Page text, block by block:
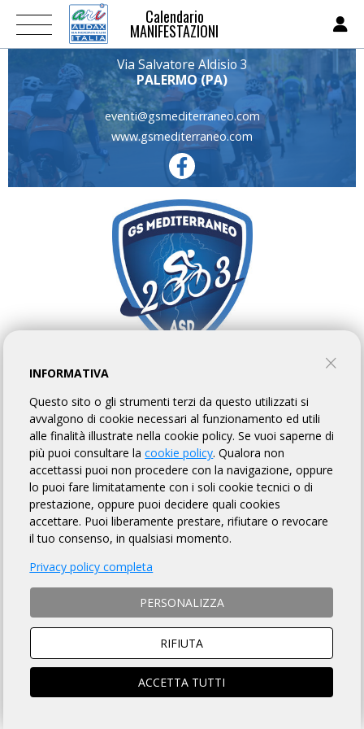
Calendario
MANIFESTAZIONI
Via Salvatore Aldisio 3
PALERMO (PA)
eventi@gsmediterraneo.com
www.gsmediterraneo.com
GS MEDITERRANEO
PROFILO EVENTI
PROFILO
Chi Siamo?
L'idea nasce nel 2003 da parte di un piccolo gruppo di
amici e appassionati delle due ruote, al ritorno dalla
Maratona delle Dolomiti. Insieme si diede vita ad una
importante manifestazione cicloamatoriale: la Granfondo
del Mediterraneo.
Il gruppo è cresciuto fino a superare la quota dei 120 atleti, e
sono arrivati anche i risultati: in particolare negli ultimi anni
abbiamo portato a casa per due volte il Grand Tour Sicilia e la
INFORMATIVA
Questo sito o gli strumenti terzi da questo utilizzati si
avvalgono di cookie necessari al funzionamento ed utili
alle finalità illustrate nella cookie policy. Se vuoi saperne di
più puoi consultare lacookie policy. Qualora non
accettassi puoi non procedere con la navigazione, oppure
lo puoi fare limitatamente con i soli cookie tecnici o di
prestazione, oppure puoi decidere quali cookies
accettare. Puoi liberamente prestare, rifiutare o revocare
il tuo consenso, in qualsiasi momento.
Privacy policy completa
PERSONALIZZA
RIFIUTA
ACCETTA TUTTI